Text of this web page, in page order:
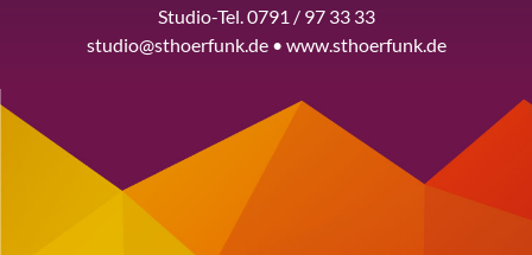
Studio-Tel. 0791 / 97 33 33
studio@sthoerfunk.de • www.sthoerfunk.de